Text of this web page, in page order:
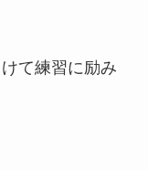
て練習に励み